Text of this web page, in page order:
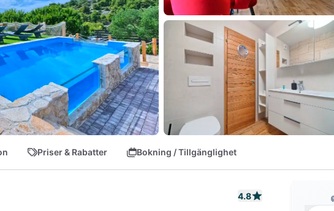
Priser & Rabatter Bokning / Tillgänglighet
4.8